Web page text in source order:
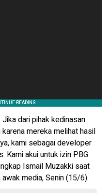
Jika dari pihak kedinasan
mereka melihat hasil
kami sebagai developer
Kami akui untuk izin PBG
Ismail Muzakki saat
media, Senin (15/6).